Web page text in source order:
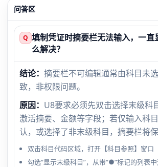
问答区
Q 填制凭证时摘要栏无法输入，一直
么解决？
结论： 摘要栏不可编辑通常由科目未
致，非权限问题。
原因： U8要求必须先双击选择末级科
激活摘要、金额等字段；若仅输入科
认，或选择了非末级科目，摘要栏将保
双击科目代码区域，打开【科目参照】窗口
勾选“显示末级科目”，从带“●”标记的列表